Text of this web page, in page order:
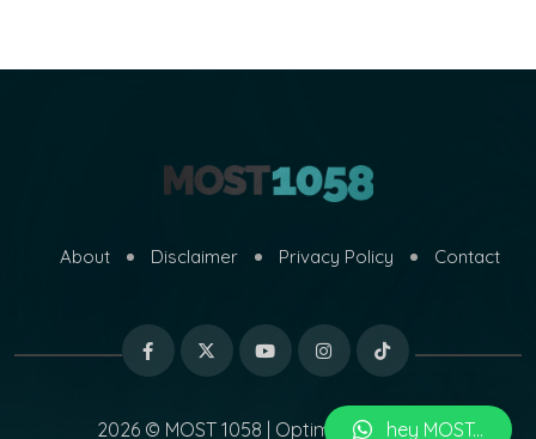
About Disclaimer Privacy Policy Contact
2026 © MOST 1058 | Optimized byMARI
hey MOST...